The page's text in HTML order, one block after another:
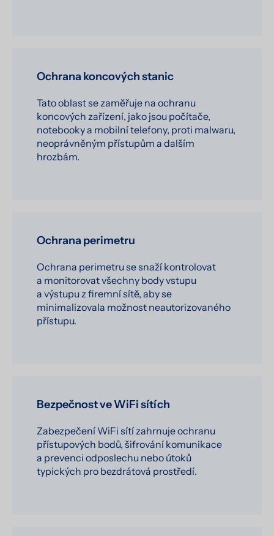
Ochrana koncových stanic
Tato oblast se zaměřuje na ochranu
koncových zařízení, jako jsou počítače,
notebooky a mobilní telefony, proti malwaru,
neoprávněným přístupům a dalším
hrozbám.
Ochrana perimetru
Ochrana perimetru se snaží kontrolovat
a monitorovat všechny body vstupu
a výstupu z firemní sítě, aby se
minimalizovala možnost neautorizovaného
přístupu.
Bezpečnost ve WiFi sítích
Zabezpečení WiFi sítí zahrnuje ochranu
přístupových bodů, šifrování komunikace
a prevenci odposlechu nebo útoků
typických pro bezdrátová prostředí.